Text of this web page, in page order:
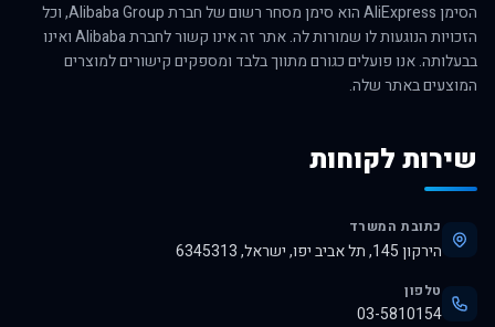
הסימן AliExpress הוא סימן מסחר רשום של חברת Alibaba Group, וכל
הזכויות הנוגעות לו שמורות לה. אתר זה אינו קשור לחברת Alibaba ואינו
בבעלותה. אנו פועלים כגורם מתווך בלבד ומספקים קישורים למוצרים
המוצעים באתר שלה.
שירות לקוחות
כתובת המשרד
הירקון 145, תל אביב יפו, ישראל, 6345313
טלפון
03-5810154